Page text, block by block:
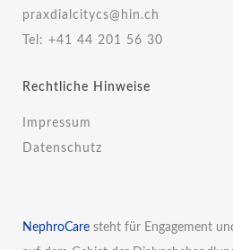
praxdialcitycs@hin.ch
Tel: +41 44 201 56 30
Rechtliche Hinweise
Impressum
Datenschutz
NephroCare steht für Engagement